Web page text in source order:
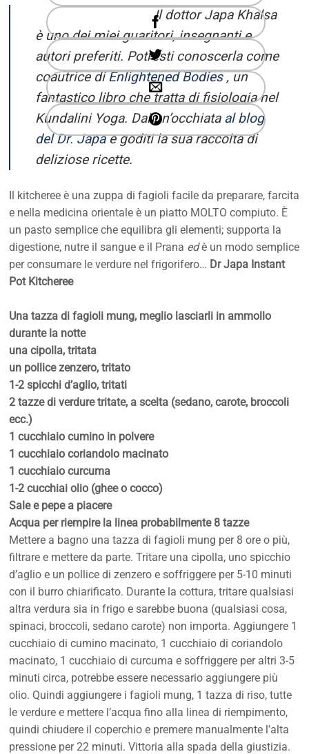
Il dottor Japa Khalsa
è uno dei miei guaritori, insegnanti e
autori preferiti. Potresti conoscerla come
coautrice diEnlightened Bodies, un
fantastico libro che tratta di fisiologia nel
Kundalini Yoga. Dai un’occhiata al blog
del Dr. Japae goditi la sua raccolta di
deliziose ricette.
Il kitcheree è una zuppa di fagioli facile da preparare, farcita
e nella medicina orientale è un piatto MOLTO compiuto. È
un pasto semplice che equilibra gli elementi; supporta la
digestione, nutre il sangue e il Prana edè un modo semplice
per consumare le verdure nel frigorifero… Dr Japa Instant
Pot Kitcheree
Una tazza di fagioli mung, meglio lasciarli in ammollo
durante la notte
una cipolla, tritata
un pollice zenzero, tritato
1-2 spicchi d’aglio, tritati
2 tazze di verdure tritate, a scelta (sedano, carote, broccoli
ecc.)
1 cucchiaio cumino in polvere
1 cucchiaio coriandolo macinato
1 cucchiaio curcuma
1-2 cucchiai olio (ghee o cocco)
Sale e pepe a piacere
Acqua per riempire la linea probabilmente 8 tazze
Mettere a bagno una tazza di fagioli mung per 8 ore o più,
filtrare e mettere da parte. Tritare una cipolla, uno spicchio
d’aglio e un pollice di zenzero e soffriggere per 5-10 minuti
con il burro chiarificato. Durante la cottura, tritare qualsiasi
altra verdura sia in frigo e sarebbe buona (qualsiasi cosa,
spinaci, broccoli, sedano carote) non importa. Aggiungere 1
cucchiaio di cumino macinato, 1 cucchiaio di coriandolo
macinato, 1 cucchiaio di curcuma e soffriggere per altri 3-5
minuti circa, potrebbe essere necessario aggiungere più
olio. Quindi aggiungere i fagioli mung, 1 tazza di riso, tutte
le verdure e mettere l’acqua fino alla linea di riempimento,
quindi chiudere il coperchio e premere manualmente l’alta
pressione per 22 minuti. Vittoria alla spada della giustizia.